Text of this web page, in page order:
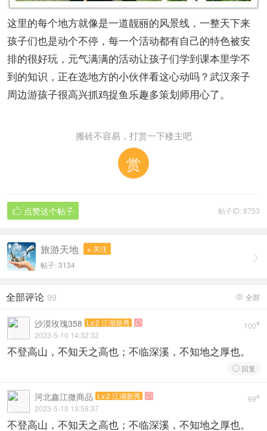
这里的每个地方就像是一道靓丽的风景线，一整天下来
孩子们也是动个不停，每一个活动都有自己的特色被安
排的很好玩，元气满满的活动让孩子们学到课本里学不
到的知识，正在选地方的小伙伴看这心动吗？武汉亲子
周边游孩子很高兴抓鸡捉鱼乐趣多策划师用心了。
搬砖不容易，打赏一下楼主吧
赏
帖子ID: 8753
 点赞这个帖子

旅游天地
+ 关注
帖子: 3134
 全部
全部评论 99
100#
沙漠玫瑰358 Lv.2 江湖新秀 
2023-5-10 14:32:32
不登高山，不知天之高也；不临深溪，不知地之厚也。
 回复
99#
河北鑫江微商品 Lv.2 江湖新秀 
2023-5-10 13:58:37
不登高山，不知天之高也；不临深溪，不知地之厚也。